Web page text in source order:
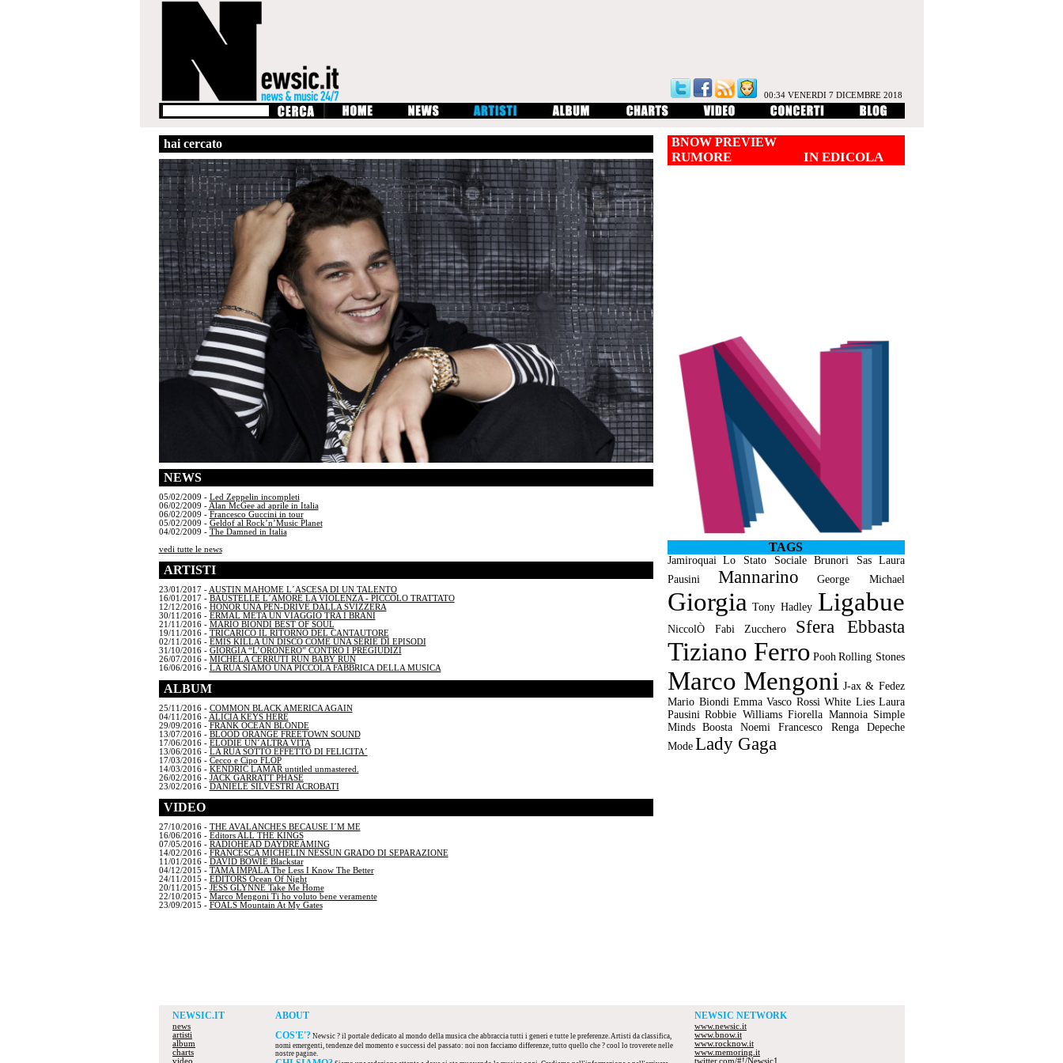
00:34 VENERDI 7 DICEMBRE 2018
hai cercato
NEWS
05/02/2009 - Led Zeppelin incompleti
06/02/2009 - Alan McGee ad aprile in Italia
06/02/2009 - Francesco Guccini in tour
05/02/2009 - Geldof al Rock’n’Music Planet
04/02/2009 - The Damned in Italia
vedi tutte le news
ARTISTI
23/01/2017 - AUSTIN MAHOME L´ASCESA DI UN TALENTO
16/01/2017 - BAUSTELLE L´AMORE LA VIOLENZA - PICCOLO TRATTATO
12/12/2016 - HONOR UNA PEN-DRIVE DALLA SVIZZERA
30/11/2016 - ERMAL META UN VIAGGIO TRA I BRANI
21/11/2016 - MARIO BIONDI BEST OF SOUL
19/11/2016 - TRICARICO IL RITORNO DEL CANTAUTORE
02/11/2016 - EMIS KILLA UN DISCO COME UNA SERIE DI EPISODI
31/10/2016 - GIORGIA “L’ORONERO” CONTRO I PREGIUDIZI
26/07/2016 - MICHELA CERRUTI RUN BABY RUN
16/06/2016 - LA RUA SIAMO UNA PICCOLA FABBRICA DELLA MUSICA
ALBUM
25/11/2016 - COMMON BLACK AMERICA AGAIN
04/11/2016 - ALICIA KEYS HERE
29/09/2016 - FRANK OCEAN BLONDE
13/07/2016 - BLOOD ORANGE FREETOWN SOUND
17/06/2016 - ELODIE UN´ALTRA VITA
13/06/2016 - LA RUA SOTTO EFFETTO DI FELICITA´
17/03/2016 - Cecco e Cipo FLOP
14/03/2016 - KENDRIC LAMAR untitled unmastered.
26/02/2016 - JACK GARRATT PHASE
23/02/2016 - DANIELE SILVESTRI ACROBATI
VIDEO
27/10/2016 - THE AVALANCHES BECAUSE I´M ME
16/06/2016 - Editors ALL THE KINGS
07/05/2016 - RADIOHEAD DAYDREAMING
14/02/2016 - FRANCESCA MICHELIN NESSUN GRADO DI SEPARAZIONE
11/01/2016 - DAVID BOWIE Blackstar
04/12/2015 - TAMA IMPALA The Less I Know The Better
24/11/2015 - EDITORS Ocean Of Night
20/11/2015 - JESS GLYNNE Take Me Home
22/10/2015 - Marco Mengoni Ti ho voluto bene veramente
23/09/2015 - FOALS Mountain At My Gates
BNOW PREVIEW
RUMORE IN EDICOLA
TAGS
Jamiroquai Lo Stato Sociale Brunori Sas
Laura
Pausini
Mannarino George Michael
Giorgia Tony Hadley Ligabue
NiccolÒ Fabi Zucchero Sfera Ebbasta
Tiziano Ferro Pooh Rolling Stones
Marco Mengoni J-ax & Fedez
Mario Biondi Emma Vasco Rossi White Lies Laura
Pausini Robbie Williams Fiorella Mannoia Simple
Minds
Boosta Noemi Francesco Renga
Depeche
Mode Lady Gaga
NEWSIC.IT
news
artisti
album
charts
video
ABOUT
COS'E'? Newsic ? il portale dedicato al mondo della musica che abbraccia tutti i generi e tutte le preferenze. Artisti da classifica,
nomi emergenti, tendenze del momento e successi del passato: noi non facciamo differenze, tutto quello che ? cool lo troverete nelle
nostre pagine.
NEWSIC NETWORK
www.newsic.it
www.bnow.it
www.rocknow.it
www.memoring.it
twitter.com/#!/Newsic1